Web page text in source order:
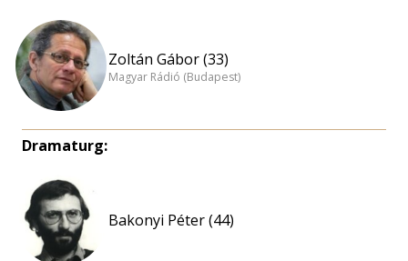
Zoltán Gábor (33)
Magyar Rádió (Budapest)
Dramaturg:
Bakonyi Péter (44)